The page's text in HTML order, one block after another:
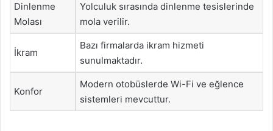
Dinlenme
Molası
Yolculuk sırasında dinlenme tesislerinde
mola verilir.
İkram
Bazı firmalarda ikram hizmeti
sunulmaktadır.
Konfor
Modern otobüslerde Wi-Fi ve eğlence
sistemleri mevcuttur.